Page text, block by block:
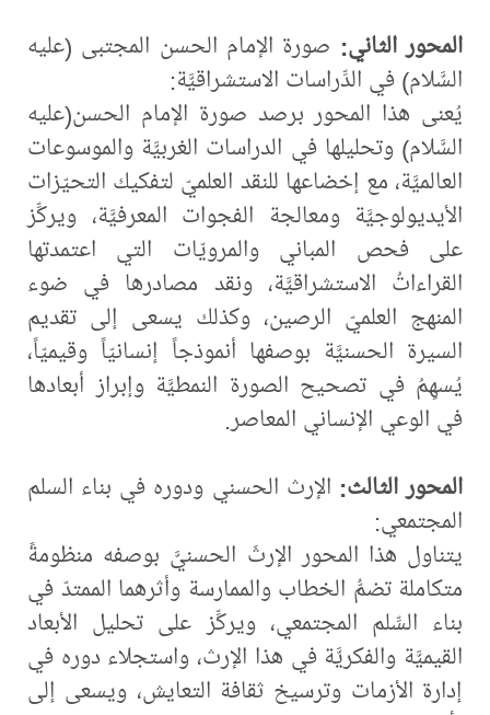
المحور الثاني: صورة الإمام الحسن المجتبى (عليه
السَّلام) في الدِّراسات الاستشراقيَّة:
يُعنى هذا المحور برصد صورة الإمام الحسن(عليه
السَّلام) وتحليلها في الدراسات الغربيَّة والموسوعات
العالميَّة، مع إخضاعها للنقد العلميّ لتفكيك التحيّزات
الأيديولوجيَّة ومعالجة الفجوات المعرفيَّة، ويركِّز
على فحص المباني والمرويّات التي اعتمدتها
القراءاتُ الاستشراقيَّة، ونقد مصادرها في ضوء
المنهج العلميّ الرصين، وكذلك يسعى إلى تقديم
السيرة الحسنيَّة بوصفها أنموذجاً إنسانيّاً وقيميّاً،
يُسهِمُ في تصحيح الصورة النمطيَّة وإبراز أبعادها
في الوعي الإنساني المعاصر.
المحور الثالث: الإرث الحسني ودوره في بناء السلم
المجتمعي:
يتناول هذا المحور الإرثَ الحسنيَّ بوصفه منظومةً
متكاملة تضمُّ الخطاب والممارسة وأثرهما الممتدّ في
بناء السِّلم المجتمعي، ويركِّز على تحليل الأبعاد
القيميَّة والفكريَّة في هذا الإرث، واستجلاء دوره في
إدارة الأزمات وترسيخ ثقافة التعايش، ويسعى إلى